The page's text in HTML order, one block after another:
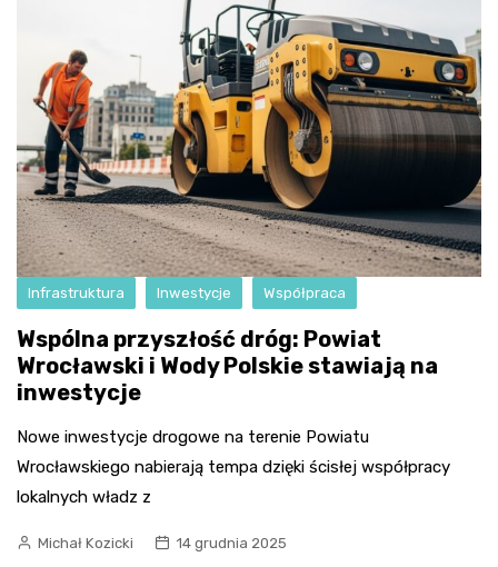
Infrastruktura Inwestycje Współpraca
Wspólna przyszłość dróg: Powiat
Wrocławski i Wody Polskie stawiają na
inwestycje
Nowe inwestycje drogowe na terenie Powiatu
Wrocławskiego nabierają tempa dzięki ścisłej współpracy
lokalnych władz z
Michał Kozicki 14 grudnia 2025